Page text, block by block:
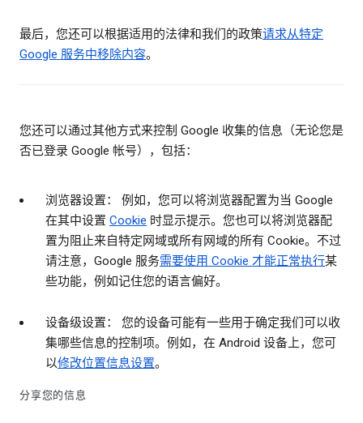
最后，您还可以根据适用的法律和我们的政策请求从特定
Google 服务中移除内容。
您还可以通过其他方式来控制 Google 收集的信息（无论您是
否已登录 Google 帐号），包括：
浏览器设置： 例如，您可以将浏览器配置为当 Google
在其中设置 Cookie 时显示提示。您也可以将浏览器配
置为阻止来自特定网域或所有网域的所有 Cookie。不过
请注意，Google 服务需要使用 Cookie 才能正常执行某
些功能，例如记住您的语言偏好。
设备级设置： 您的设备可能有一些用于确定我们可以收
集哪些信息的控制项。例如，在 Android 设备上，您可
以修改位置信息设置。
分享您的信息